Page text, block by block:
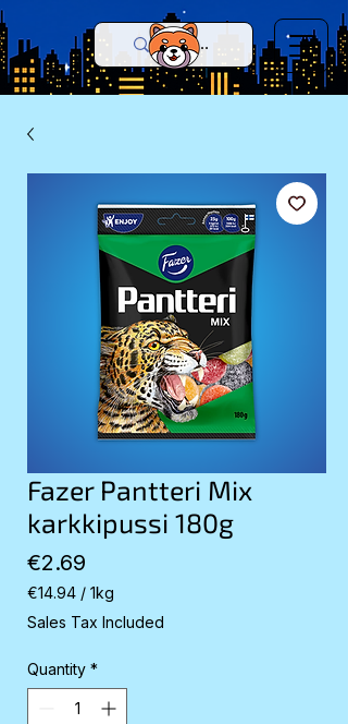
Fazer Pantteri Mix
karkkipussi 180g
€2.69
€14.94 / 1kg
€14.94
per
Kilogram
Sales Tax Included
Quantity *